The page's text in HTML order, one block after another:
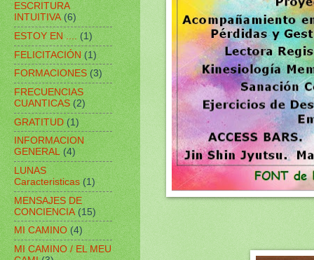
ESCRITURA
INTUITIVA (6)
ESTOY EN .... (1)
FELICITACIÓN (1)
FORMACIONES (3)
FRECUENCIAS
CUANTICAS (2)
GRATITUD (1)
INFORMACION
GENERAL (4)
LUNAS
Caracteristicas (1)
MENSAJES DE
CONCIENCIA (15)
MI CAMINO (4)
MI CAMINO / EL MEU